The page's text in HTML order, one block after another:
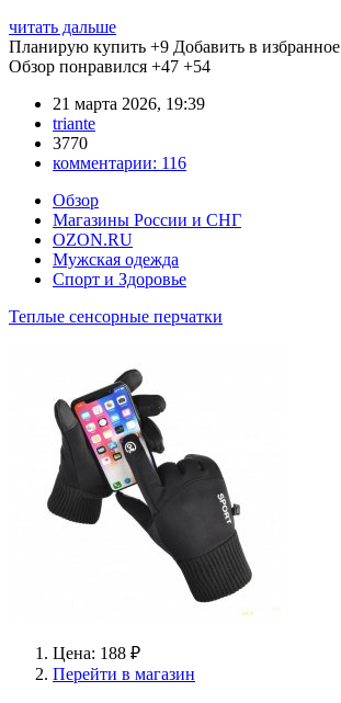
читать дальше
Планирую купить +9 Добавить в избранное
Обзор понравился +47 +54
21 марта 2026, 19:39
triante
3770
комментарии: 116
Обзор
Магазины России и СНГ
OZON.RU
Мужская одежда
Спорт и Здоровье
Теплые сенсорные перчатки
Цена: 188 ₽
Перейти в магазин